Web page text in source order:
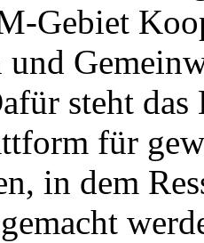
Gebiet
und
steht
für
in dem